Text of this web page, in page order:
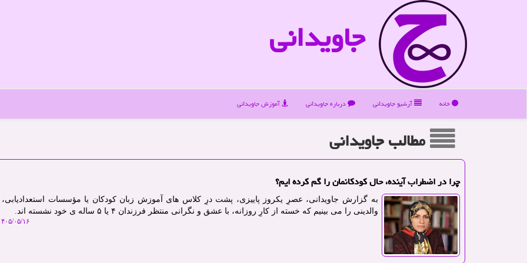
جاویدانی
خانه آرشیو جاویدانی درباره جاویدانی آموزش جاویدانی
مطالب جاویدانی
چرا در اضطراب آینده، حال کودکانمان را گم کرده ایم؟
به گزارش جاویدانی، عصرِ یکروز پاییزی، پشت درِ کلاس های آموزش زبان کودکان یا مؤسسات
والدینی را می بینیم که خسته از کارِ روزانه، با عشق و نگرانی منتظر فرزندان ۴ یا ۵ ساله ی خود نشسته اند.
۱۴۰۵/۰۵/۱۶